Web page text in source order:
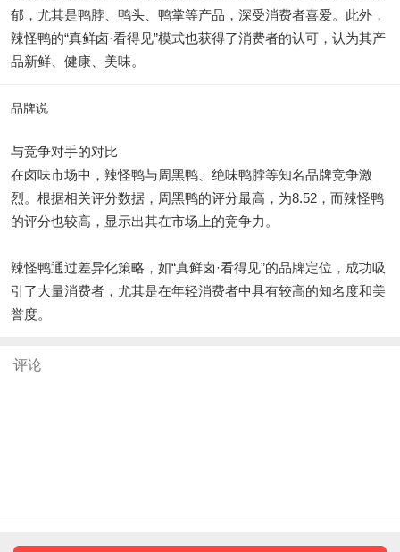
郁，尤其是鸭脖、鸭头、鸭掌等产品，深受消费者喜爱。此外，
辣怪鸭的“真鲜卤·看得见”模式也获得了消费者的认可，认为其产
品新鲜、健康、美味。
品牌说
与竞争对手的对比
在卤味市场中，辣怪鸭与周黑鸭、绝味鸭脖等知名品牌竞争激
烈。根据相关评分数据，周黑鸭的评分最高，为8.52，而辣怪鸭
的评分也较高，显示出其在市场上的竞争力。
辣怪鸭通过差异化策略，如“真鲜卤·看得见”的品牌定位，成功吸
引了大量消费者，尤其是在年轻消费者中具有较高的知名度和美
誉度。